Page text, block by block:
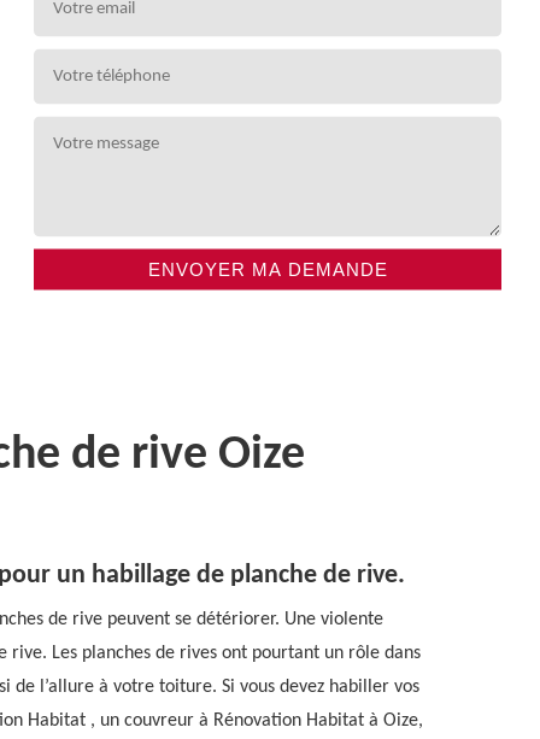
de rive Oize
un habillage de planche de rive.
de rive peuvent se détériorer. Une violente
rive. Les planches de rives ont pourtant un rôle dans
de l’allure à votre toiture. Si vous devez habiller vos
Habitat , un couvreur à Rénovation Habitat à Oize,